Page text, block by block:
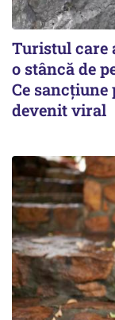
Turistul care
o stâncă de
Ce
devenit viral